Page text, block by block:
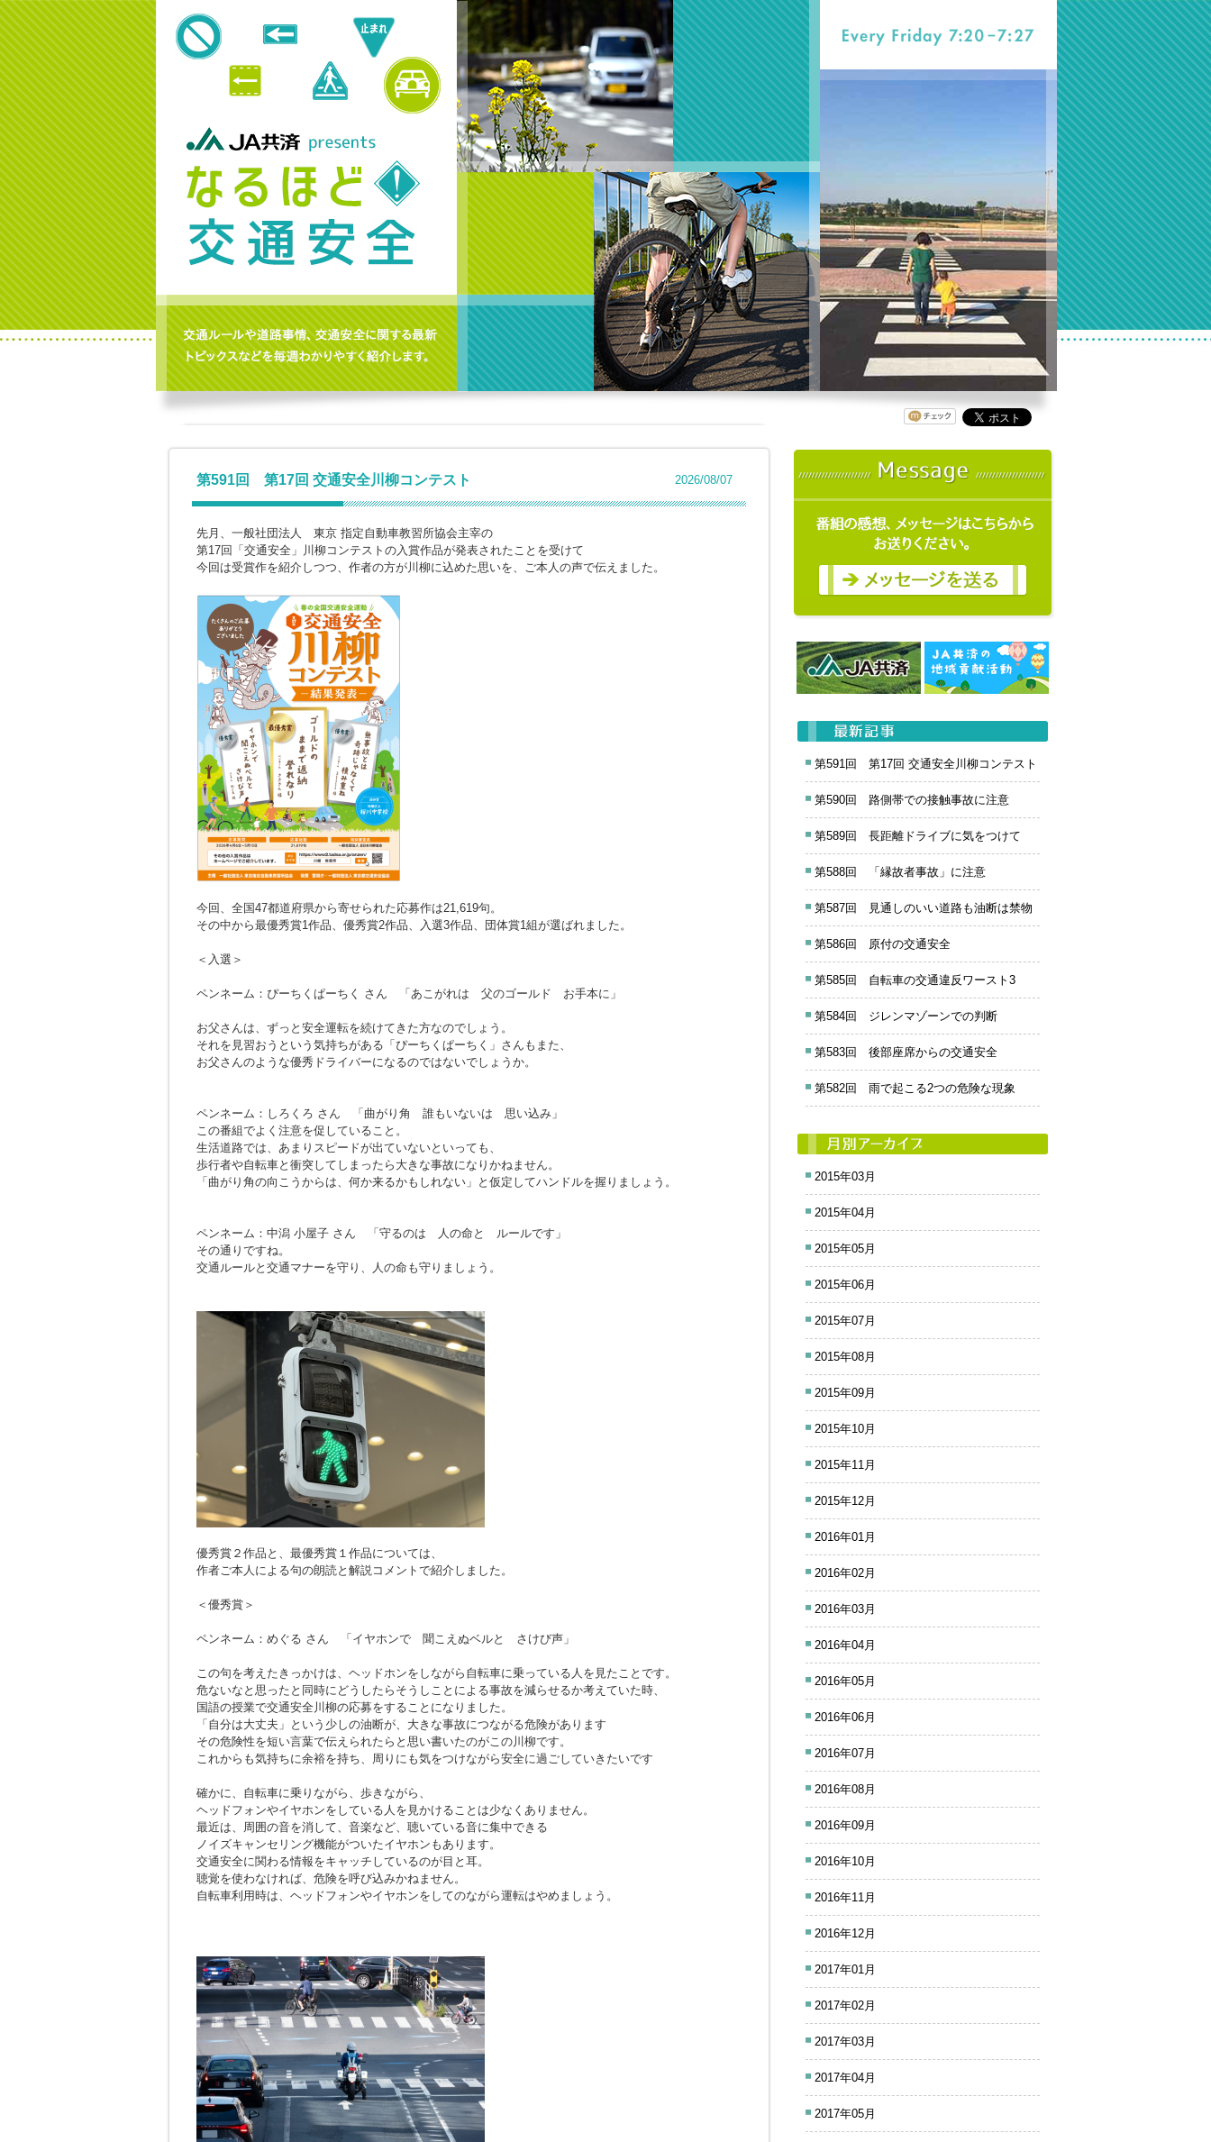
第591回 第17回 交通安全川柳コンテスト 2026/08/07
先月、一般社団法人 東京 指定自動車教習所協会主宰の
第17回「交通安全」川柳コンテストの入賞作品が発表されたことを受けて
今回は受賞作を紹介しつつ、作者の方が川柳に込めた思いを、ご本人の声で伝えました。
今回、全国47都道府県から寄せられた応募作は21,619句。
その中から最優秀賞1作品、優秀賞2作品、入選3作品、団体賞1組が選ばれました。
＜入選＞
ペンネーム：ぴーちくぱーちく さん 「あこがれは 父のゴールド お手本に」
お父さんは、ずっと安全運転を続けてきた方なのでしょう。
それを見習おうという気持ちがある「ぴーちくぱーちく」さんもまた、
お父さんのような優秀ドライバーになるのではないでしょうか。
ペンネーム：しろくろ さん
「曲がり角 誰もいないは 思い込み」
この番組でよく注意を促していること。
生活道路では、あまりスピードが出ていないといっても、
歩行者や自転車と衝突してしまったら大きな事故になりかねません。
「曲がり角の向こうからは、何か来るかもしれない」と仮定してハンドルを握りましょう。
ペンネーム：中潟 小屋子 さん 「 守るのは 人の命と ルールです」
その通りですね。
交通ルールと交通マナーを守り、人の命も守りましょう。
優秀賞２作品と、最優秀賞１作品については、
作者ご本人による句の朗読と解説コメントで紹介しました。
＜優秀賞＞
ペンネーム：めぐる さん 「イヤホンで 聞こえぬベルと さけび声」
この句を考えたきっかけは、ヘッドホンをしながら自転車に乗っている人を見たことです。
危ないなと思ったと同時にどうしたらそうしことによる事故を減らせるか考えていた時、
国語の授業で交通安全川柳の応募をすることになりました。
「自分は大丈夫」という少しの油断が、大きな事故につながる危険があります
その危険性を短い言葉で伝えられたらと思い書いたのがこの川柳です。
これからも気持ちに余裕を持ち、周りにも気をつけながら安全に過ごしていきたいです
確かに、自転車に乗りながら、歩きながら、
ヘッドフォンやイヤホンをしている人を見かけることは少なくありません。
最近は、周囲の音を消して、音楽など、聴いている音に集中できる
ノイズキャンセリング機能がついたイヤホンもあります。
交通安全に関わる情報をキャッチしているのが目と耳。
聴覚を使わなければ、危険を呼び込みかねません。
自転車利用時は、ヘッドフォンやイヤホンをしてのながら運転はやめましょう。
第591回 第17回 交通安全川柳コンテスト
第590回 路側帯での接触事故に注意
第589回 長距離ドライブに気をつけて
第588回 「縁故者事故」に注意
第587回 見通しのいい道路も油断は禁物
第586回 原付の交通安全
第585回 自転車の交通違反ワースト3
第584回 ジレンマゾーンでの判断
第583回 後部座席からの交通安全
第582回 雨で起こる2つの危険な現象
2015年03月
2015年04月
2015年05月
2015年06月
2015年07月
2015年08月
2015年09月
2015年10月
2015年11月
2015年12月
2016年01月
2016年02月
2016年03月
2016年04月
2016年05月
2016年06月
2016年07月
2016年08月
2016年09月
2016年10月
2016年11月
2016年12月
2017年01月
2017年02月
2017年03月
2017年04月
2017年05月